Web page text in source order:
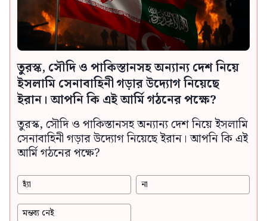
তুরস্ক, সৌদি ও পাকিস্তানসহ অন্যান্য দেশ নিয়ে
ইসলামি সেনাবাহিনী গড়ার উদ্যোগ নিয়েছে
ইরান। আপনি কি এই আর্মি গঠনের পক্ষে?
তুরস্ক, সৌদি ও পাকিস্তানসহ অন্যান্য দেশ নিয়ে ইসলামি
সেনাবাহিনী গড়ার উদ্যোগ নিয়েছে ইরান। আপনি কি এই
আর্মি গঠনের পক্ষে?
হ্যাঁ না
মন্তব্য নেই